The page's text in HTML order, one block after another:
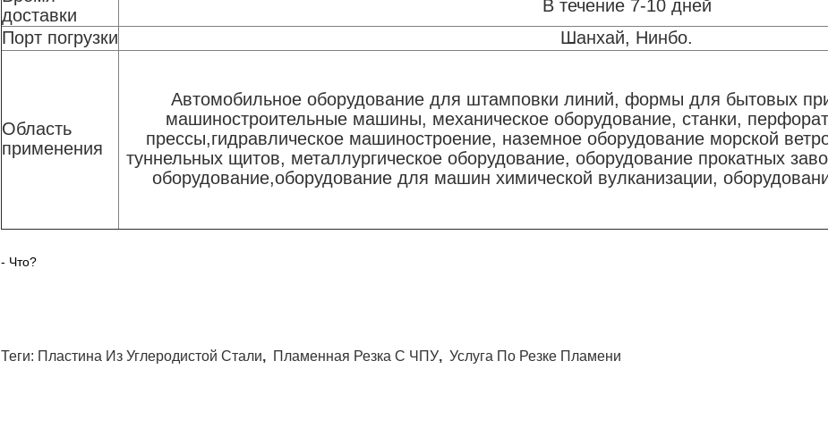
доставки
В течение 7-10 дней
Порт погрузки
Шанхай, Нинбо.
Область
применения
Автомобильное оборудование для штамповки линий, формы для бытовых
машиностроительные машины, механическое оборудование, станки,
прессы,гидравлическое машиностроение, наземное оборудование морской
туннельных щитов, металлургическое оборудование, оборудование прокатных
оборудование,оборудование для машин химической вулканизации,
- Что?
Теги: Пластина Из Углеродистой Стали, Пламенная Резка С ЧПУ, Услуга По Резке Пламени